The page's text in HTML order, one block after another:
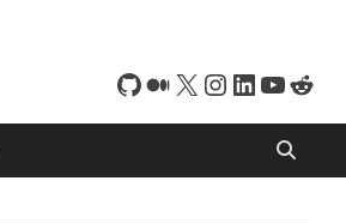
indirebileceğiniz sade
bir indirme sitesidir.